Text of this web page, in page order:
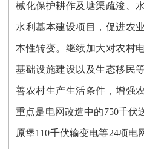
械化保护耕作及塘渠疏浚、
水利基本建设项目，促进农
本性转变。继续加大对农村
基础设施建设以及生态移民
善农村生产生活条件，增强
重点是电网改造中的750千伏
原堡110千伏输变电等24项电